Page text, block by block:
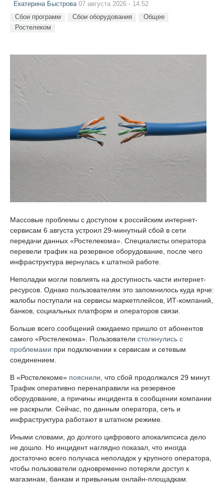
Екатерина Быстрова07 августа 2026 - 14:52
Сбои программ Сбои оборудования
Общее
Ростелеком
Массовые проблемы с доступом к российским интернет-
сервисам 6 августа устроил 29-минутный сбой в сети
передачи данных «Ростелекома». Специалисты оператора
перевели трафик на резервное оборудование, после чего
инфраструктура вернулась к штатной работе.
Неполадки могли повлиять на доступность части интернет-
ресурсов. Однако пользователям это запомнилось куда ярче:
жалобы поступали на сервисы маркетплейсов, ИТ-компаний,
банков, социальных платформ и операторов связи.
Больше всего сообщений ожидаемо пришло от абонентов
самого «Ростелекома». Пользователи столкнулись с
проблемами при подключении к сервисам и сетевым
соединением.
В «Ростелекоме» пояснили , что сбой продолжался 29 минут.
Трафик оперативно перенаправили на резервное
оборудование, а причины инцидента в сообщении компании
не раскрыли. Сейчас, по данным оператора, сеть и
инфраструктура работают в штатном режиме.
Иными словами, до долгого цифрового апокалипсиса дело
не дошло. Но инцидент наглядно показал, что иногда
достаточно всего получаса неполадок у крупного оператора,
чтобы пользователи одновременно потеряли доступ к
магазинам, банкам и привычным онлайн-площадкам.